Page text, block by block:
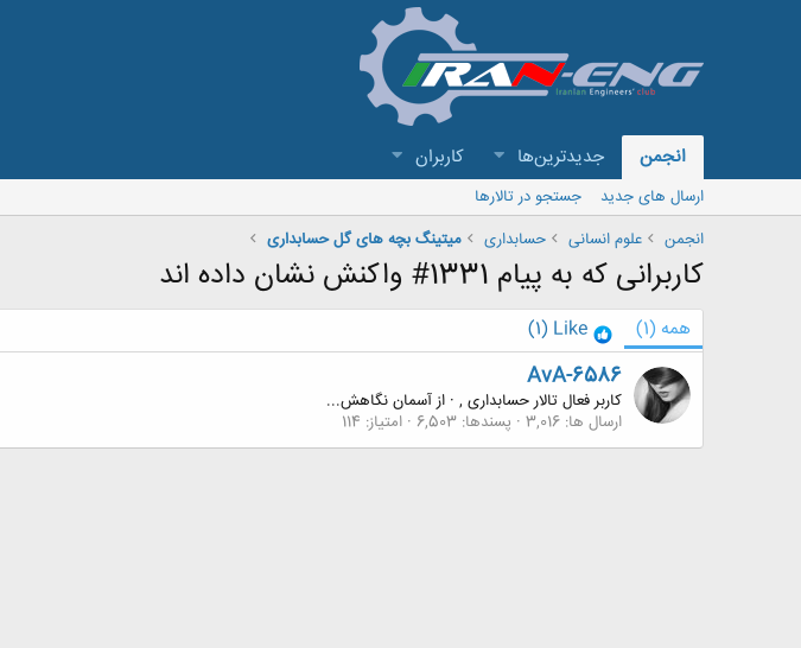
انجمن جدیدترین‌ها کاربران
ارسال های جدید
جستجو در تالارها
انجمن
علوم انسانی حسابداری میتینگ بچه های گل حسابداری
کاربرانی که به پیام 1331# واکنش نشان داده اند
همه (1)
Like
(1)
AvA-6586
کاربر فعال تالار حسابداری , · ازآسمان نگاهش...
ارسال ها 3,016 پسندها 6,503 امتیاز 114